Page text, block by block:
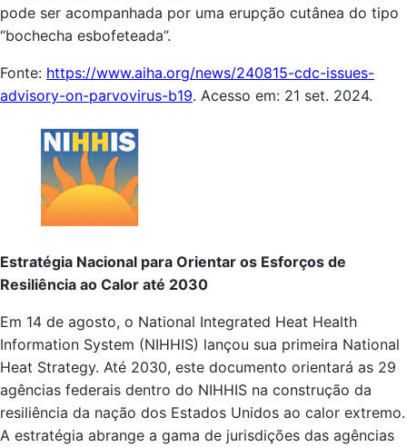
pode ser acompanhada por uma erupção cutânea do tipo
“bochecha esbofeteada”.
Fonte: https://www.aiha.org/news/240815-cdc-issues-
advisory-on-parvovirus-b19. Acesso em: 21 set. 2024.
Estratégia Nacional para Orientar os Esforços de
Resiliência ao Calor até 2030
Em 14 de agosto, o National Integrated Heat Health
Information System (NIHHIS) lançou sua primeira National
Heat Strategy. Até 2030, este documento orientará as 29
agências federais dentro do NIHHIS na construção da
resiliência da nação dos Estados Unidos ao calor extremo.
A estratégia abrange a gama de jurisdições das agências